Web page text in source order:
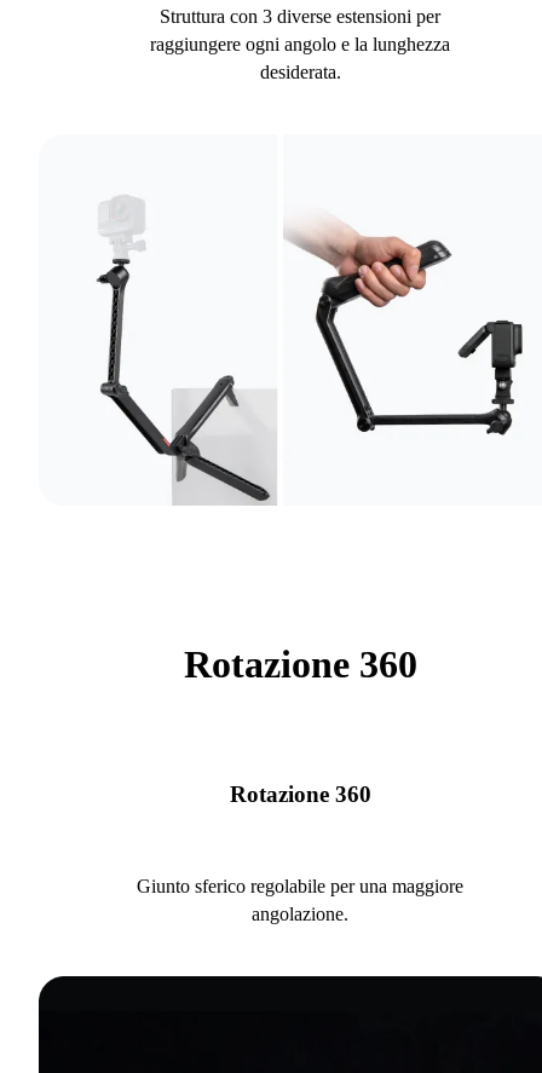
Struttura con 3 diverse estensioni per
raggiungere ogni angolo e la lunghezza
desiderata.
Rotazione 360
Rotazione 360
Giunto sferico regolabile per una maggiore
angolazione.